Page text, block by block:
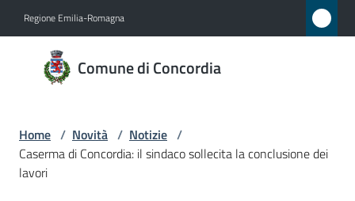
Regione Emilia-Romagna
Comune di Concordia
Comune
di
Amministrazione
Home / Novità / Notizie /
Caserma di Concordia: il sindaco sollecita la conclusione dei
lavori